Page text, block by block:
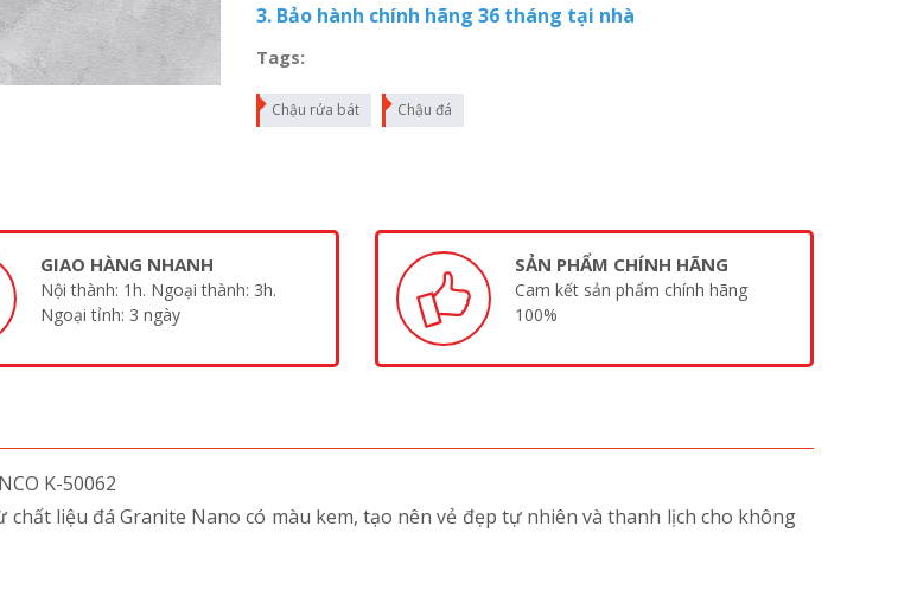
3. Bảo hành chính hãng 36 tháng tại nhà
Tags:
Chậu rửa bát Chậu đá
GIAO HÀNG NHANH
Nội thành: 1h. Ngoại thành: 3h.
Ngoại tỉnh: 3 ngày
SẢN PHẨM CHÍNH HÃNG
Cam kết sản phẩm chính hãng
100%
K-50062
chất liệu đá Granite Nano có màu kem, tạo nên vẻ đẹp tự nhiên và thanh lịch cho không